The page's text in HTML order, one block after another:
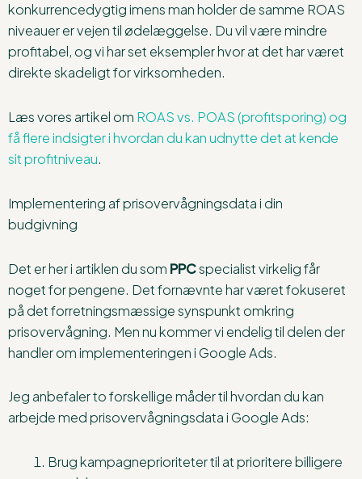
konkurrencedygtig imens man holder de samme ROAS
niveauer er vejen til ødelæggelse. Du vil være mindre
profitabel, og vi har set eksempler hvor at det har været
direkte skadeligt for virksomheden.
Læs vores artikel om ROAS vs. POAS (profitsporing) og
få flere indsigter i hvordan du kan udnytte det at kende
sit profitniveau.
Implementering af prisovervågningsdata i din
budgivning
Det er her i artiklen du som PPCspecialist virkelig får
noget for pengene. Det fornævnte har været fokuseret
på det forretningsmæssige synspunkt omkring
prisovervågning. Men nu kommer vi endelig til delen der
handler om implementeringen i Google Ads.
Jeg anbefaler to forskellige måder til hvordan du kan
arbejde med prisovervågningsdata i Google Ads:
Brug kampagneprioriteter til at prioritere billigere